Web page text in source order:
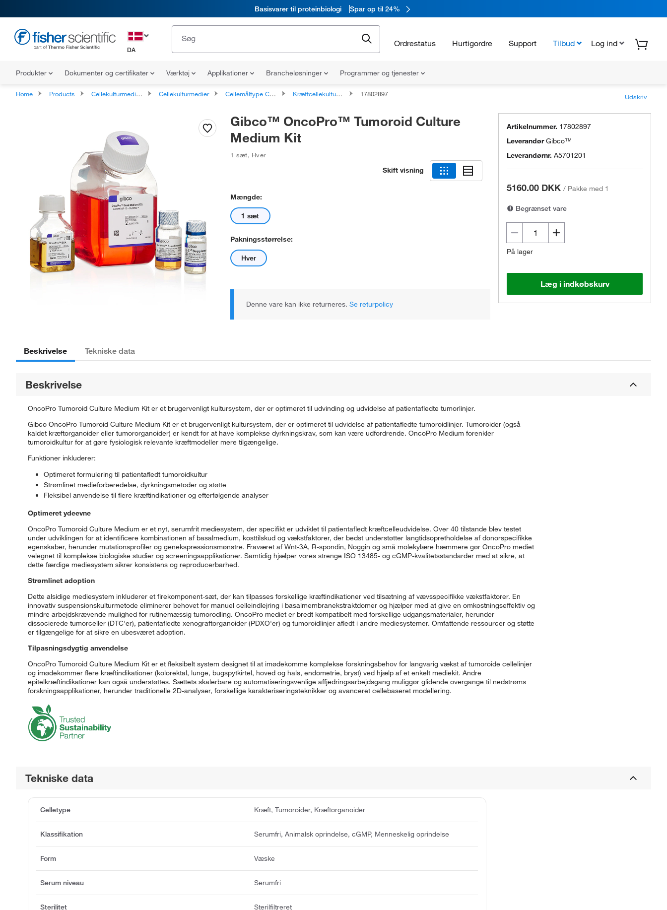
Basisvarer til proteinbiologi Spar op til 24%
DA
Ordrestatus Hurtigordre Support Tilbud Log ind
Produkter Dokumenter og certifikater Værktøj Applikationer Brancheløsninger Programmer og tjenester
Home Products Cellekulturmedier, kosttilskud og reagenser Cellekulturmedier Cellemåltype Cellekulturmedier Kræftcellekulturmedier 17802897 Udskriv
Gibco™ OncoPro™ Tumoroid Culture
Medium Kit
1 sæt, Hver
Skift visning
Mængde:
1 sæt
Pakningsstørrelse:
Hver
Denne vare kan ikke returneres. Se returpolicy
Artikelnummer. 17802897
LeverandørGibco™
Leverandørnr. A5701201
5160.00 DKK / Pakke med 1
Begrænset vare
På lager
Læg i indkøbskurv
Beskrivelse Tekniske data
Beskrivelse
OncoPro Tumoroid Culture Medium Kit er et brugervenligt kultursystem, der er optimeret til udvinding og udvidelse af patientafledte tumorlinjer.
Gibco OncoPro Tumoroid Culture Medium Kit er et brugervenligt kultursystem, der er optimeret til udvidelse af patientafledte tumoroidlinjer. Tumoroider (også
kaldet kræftorganoider eller tumororganoider) er kendt for at have komplekse dyrkningskrav, som kan være udfordrende. OncoPro Medium forenkler
tumoroidkultur for at gøre fysiologisk relevante kræftmodeller mere tilgængelige.
Funktioner inkluderer:
Optimeret formulering til patientafledt tumoroidkultur
Strømlinet medieforberedelse, dyrkningsmetoder og støtte
Fleksibel anvendelse til flere kræftindikationer og efterfølgende analyser
Optimeret ydeevne
OncoPro Tumoroid Culture Medium er et nyt, serumfrit mediesystem, der specifikt er udviklet til patientafledt kræftcelleudvidelse. Over 40 tilstande blev testet
under udviklingen for at identificere kombinationen af basalmedium, kosttilskud og vækstfaktorer, der bedst understøtter langtidsopretholdelse af donorspecifikke
egenskaber, herunder mutationsprofiler og genekspressionsmønstre. Fraværet af Wnt-3A, R-spondin, Noggin og små molekylære hæmmere gør OncoPro mediet
velegnet til komplekse biologiske studier og screeningsapplikationer. Samtidig hjælper vores strenge ISO 13485- og cGMP-kvalitetsstandarder med at sikre, at
dette færdige mediesystem sikrer konsistens og reproducerbarhed.
Strømlinet adoption
Dette alsidige mediesystem inkluderer et firekomponent-sæt, der kan tilpasses forskellige kræftindikationer ved tilsætning af vævsspecifikke vækstfaktorer. En
innovativ suspensionskulturmetode eliminerer behovet for manuel celleindlejring i basalmembranekstraktdomer og hjælper med at give en omkostningseffektiv og
mindre arbejdskrævende mulighed for rutinemæssig tumorodling. OncoPro mediet er bredt kompatibelt med forskellige udgangsmaterialer, herunder
dissocierede tumorceller (DTC'er), patientafledte xenograftorganoider (PDXO'er) og tumoroidlinjer afledt i andre mediesystemer. Omfattende ressourcer og støtte
er tilgængelige for at sikre en ubesværet adoption.
Tilpasningsdygtig anvendelse
OncoPro Tumoroid Culture Medium Kit er et fleksibelt system designet til at imødekomme komplekse forskningsbehov for langvarig vækst af tumoroide cellelinjer
og imødekommer flere kræftindikationer (kolorektal, lunge, bugspytkirtel, hoved og hals, endometrie, bryst) ved hjælp af et enkelt mediekit. Andre
epitelkræftindikationer kan også understøttes. Sættets skalerbare og automatiseringsvenlige affjedringsarbejdsgang muliggør glidende overgange til nedstrøms
forskningsapplikationer, herunder traditionelle 2D-analyser, forskellige karakteriseringsteknikker og avanceret cellebaseret modellering.
Tekniske data
Celletype Kræft, Tumoroider, Kræftorganoider
Klassifikation Serumfri, Animalsk oprindelse, cGMP, Menneskelig oprindelse
Form Væske
Serum niveau Serumfri
Sterilitet Sterilfiltreret